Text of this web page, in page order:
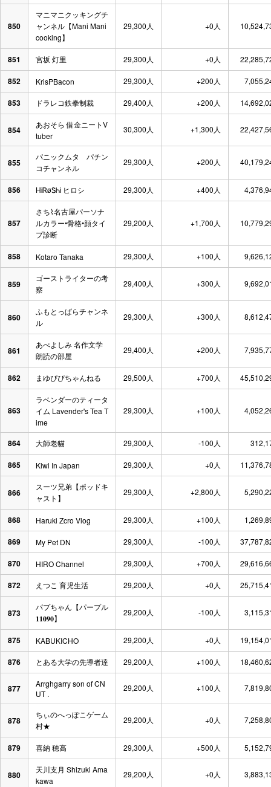
850
マニマニクッキングチ
ャンネル【Mani Mani
cooking】
29,300人 +0人
851 宮坂 灯里 29,300人 +0人
852 KrisPBacon 29,300人 +200人
853 ドラレコ鉄拳制裁 29,400人 +200人
854
あおそら 借金ニートV
tuber
30,300人 +1,300人
855
パニックムタ パチン
コチャンネル
29,300人 +200人
856 HᎥᏒøᏕᏂᎥ ヒロシ 29,300人 +400人
857
さち⌇名古屋パーソナ
ルカラー•骨格•顔タイ
プ診断
29,200人 +1,700人
858 Kotaro Tanaka 29,300人 +100人
859
ゴーストライターの考
察
29,400人 +300人
860
ふもとっぱらチャンネ
ル
29,300人 +300人
861
あべよしみ 名作文学
朗読の部屋
29,400人 +200人
862 まゆぴぴちゃんねる 29,500人 +700人
863
ラベンダーのティータ
イム Lavender's Tea T
ime
29,300人 +100人
864 大師老貓 29,300人 -100人
865 Kiwi In Japan 29,300人 +0人
866
スーツ兄弟【ポッドキ
ャスト】
29,300人 +2,800人
868 Haruki Zcro Vlog 29,300人 +100人
869 My Pet DN 29,300人 -100人
870 HIRO Channel 29,300人 +700人
872 えつこ 育児生活 29,200人 +0人
873
パプちゃん【パープル
𝟏𝟏𝟎𝟗𝟎】
29,200人 -100人
875 KABUKICHO 29,200人 +0人
876 とある大学の先導者達 29,200人 +100人
877
Arrghgarry son of CN
UT .
29,200人 +100人
878
ちぃのへっぽこゲーム
村★
29,200人 +0人
879 喜納 穂高 29,300人 +500人
880
天川支月 Shizuki Ama
kawa
29,200人 +0人